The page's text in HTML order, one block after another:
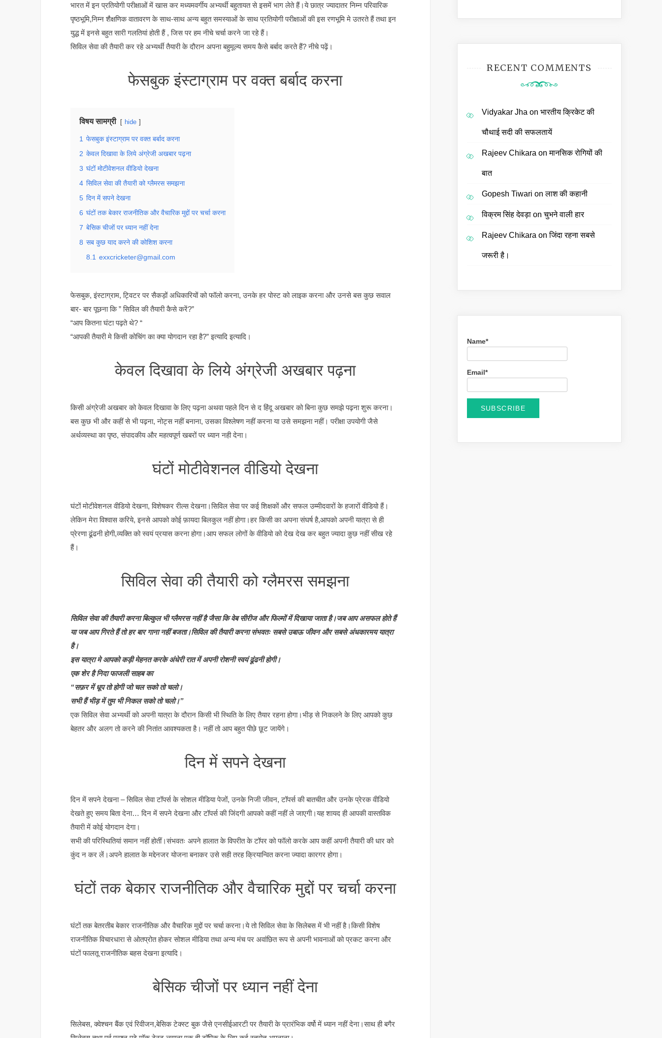
भारत में इन प्रतियोगी परीक्षाओं में खास कर मध्यमवर्गीय अभ्यर्थी बहुतायत से इसमें भाग लेते हैं।ये छात्र ज्यादातर निम्न परिवारिक
पृष्ठभूमि,निम्न शैक्षणिक वातावरण के साथ-साथ अन्य बहुत समस्याओं के साथ प्रतियोगी परीक्षाओं की इस रणभूमि मे उतरते हैं तथा इन
युद्ध में इनसे बहुत सारी गलतियां होती हैं , जिस पर हम नीचे चर्चा करने जा रहे हैं।
सिविल सेवा की तैयारी कर रहे अभ्यर्थी तैयारी के दौरान अपना बहुमूल्य समय कैसे बर्बाद करते हैं? नीचे पढ़ें।
फेसबुक इंस्टाग्राम पर वक्त बर्बाद करना
विषय सामग्री hide
1 फेसबुक इंस्टाग्राम पर वक्त बर्बाद करना
2 केवल दिखावा के लिये अंग्रेजी अखबार पढ़ना
3 घंटों मोटीवेशनल वीडियो देखना
4 सिविल सेवा की तैयारी को ग्लैमरस समझना
5 दिन में सपने देखना
6 घंटों तक बेकार राजनीतिक और वैचारिक मुद्दों पर चर्चा करना
7 बेसिक चीजों पर ध्यान नहीं देना
8 सब कुछ याद करने की कोशिश करना
8.1 exxcricketer@gmail.com
फेसबुक, इंस्टाग्राम, ट्विटर पर सैकड़ों अधिकारियों को फॉलो करना, उनके हर पोस्ट को लाइक करना और उनसे बस कुछ सवाल
बार- बार पूछना कि ” सिविल की तैयारी कैसे करें?”
“आप कितना घंटा पढ़ते थे? “
“आपकी तैयारी मे किसी कोचिंग का क्या योगदान रहा है?” इत्यादि इत्यादि।
केवल दिखावा के लिये अंग्रेजी अखबार पढ़ना
किसी अंग्रेजी अखबार को केवल दिखावा के लिए पढ़ना अथवा पहले दिन से द हिंदू अखबार को बिना कुछ समझे पढ़ना शुरू करना।
बस कुछ भी और कहीं से भी पढ़ना, नोट्स नहीं बनाना, उसका विश्लेषण नहीं करना या उसे समझना नहीं। परीक्षा उपयोगी जैसे
अर्थव्यस्था का पृष्ठ, संपादकीय और महत्वपूर्ण खबरों पर ध्यान नही देना।
घंटों मोटीवेशनल वीडियो देखना
घंटों मोटीवेशनल वीडियो देखना, विशेषकर रील्स देखना।सिविल सेवा पर कई शिक्षकों और सफल उम्मीदवारों के हजारों वीडियो हैं।
लेकिन मेरा विश्वास करिये, इनसे आपको कोई फ़ायदा बिलकुल नहीं होगा।हर किसी का अपना संघर्ष है,आपको अपनी यात्रा से ही
प्रेरणा ढूंढनी होगी,व्यक्ति को स्वयं प्रयास करना होगा।आप सफल लोगों के वीडियो को देख देख कर बहुत ज्यादा कुछ नहीं सीख रहे
हैं।
सिविल सेवा की तैयारी को ग्लैमरस समझना
सिविल सेवा की तैयारी करना बिल्कुल भी ग्लैमरस नहीं है जैसा कि वेब सीरीज और फिल्मों में दिखाया जाता है।जब आप असफल होते हैं
या जब आप गिरते हैं तो हर बार गाना नहीं बजता।सिविल की तैयारी करना संभवतः सबसे उबाऊ जीवन और सबसे अंधकारमय यात्रा
है।
इस यात्रा मे आपको कड़ी मेहनत करके अंधेरी रात में अपनी रोशनी स्वयं ढूंढनी होगी।
एक शेर है निदा फाजली साहब का
“सफ़र में धूप तो होगी जो चल सको तो चलो।
सभी हैं भीड़ में तुम भी निकल सको तो चलो।”
एक सिविल सेवा अभ्यर्थी को अपनी यात्रा के दौरान किसी भी स्थिति के लिए तैयार रहना होगा।भीड़ से निकलने के लिए आपको कुछ
बेहतर और अलग तो करने की नितांत आवश्यकता है। नहीं तो आप बहुत पीछे छूट जायेंगे।
दिन में सपने देखना
दिन में सपने देखना – सिविल सेवा टॉपर्स के सोशल मीडिया पेजों, उनके निजी जीवन, टॉपर्स की बातचीत और उनके प्रेरक वीडियो
देखते हुए समय बिता देना… दिन में सपने देखना और टॉपर्स की जिंदगी आपको कहीं नहीं ले जाएगी।यह शायद ही आपकी वास्तविक
तैयारी में कोई योगदान देगा।
सभी की परिस्थितियां समान नहीं होतीं।संभवतः अपने हालात के विपरीत के टॉपर को फॉलो करके आप कहीं अपनी तैयारी की धार को
कुंद न कर लें।अपने हालात के मद्देनजर योजना बनाकर उसे सही तरह क्रियान्वित करना ज्यादा कारगर होगा।
घंटों तक बेकार राजनीतिक और वैचारिक मुद्दों पर चर्चा करना
घंटों तक बेतरतीब बेकार राजनीतिक और वैचारिक मुद्दों पर चर्चा करना।ये तो सिविल सेवा के सिलेबस में भी नहीं है।किसी विशेष
राजनीतिक विचारधारा से ओतप्रोत होकर सोशल मीडिया तथा अन्य मंच पर अवांछित रूप से अपनी भावनाओं को प्रकट करना और
घंटों फालतू राजनीतिक बहस देखना इत्यादि।
बेसिक चीजों पर ध्यान नहीं देना
सिलेबस, क्वेश्चन बैंक एवं रिवीजन,बेसिक टेक्स्ट बुक जैसे एनसीईआरटी पर तैयारी के प्रारंभिक वर्षो में ध्यान नहीं देना।साथ ही बगैर
RECENT COMMENTS
Vidyakar Jha on भारतीय क्रिकेट की
चौथाई सदी की सफलतायें
Rajeev Chikara onमानसिक रोगियों की
बात
Gopesh Tiwari onलाश की कहानी
विक्रम सिंह देवड़ाonचुभने वाली हार
Rajeev Chikara onजिंदा रहना सबसे
जरूरी है।
Name*
Email*